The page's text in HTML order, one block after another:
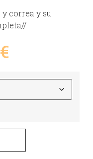
correa y su
€